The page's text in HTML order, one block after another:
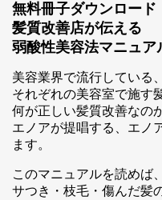
無料冊子ダウンロード
髪質改善店が伝える
弱酸性美容法マニュア
美容業界で流行している
それぞれの美容室で施す
何が正しい髪質改善なのか
エノアが提唱する、エノ
ます。
このマニュアルを読めば
サつき・枝毛・傷んだ髪